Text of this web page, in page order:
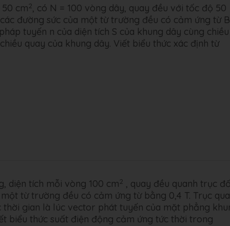
cm2, có N = 100 vòng dây, quay đều với tốc độ 50
đường sức của một từ trường đều có cảm ứng từ
tuyến n của diện tích S của khung dây cùng chiều
quay của khung dây. Viết biểu thức xác định từ
diện tích mỗi vòng 100 cm2 , quay đều quanh trục
từ trường đều có cảm ứng từ bằng 0,4 T. Trục
gian là lúc vector phát tuyến của mặt phẳng
biểu thức suất điện động cảm ứng tức thời trong